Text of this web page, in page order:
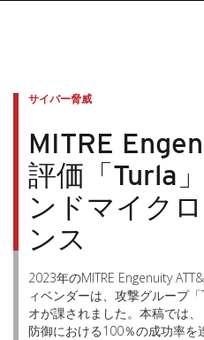
サイバー脅威
MITRE
評価「Turla
ンドマイク
ンス
2023年のMITRE Engenuity
ィベンダーは、攻撃グループ
オが課されました。本稿では
防御における100％の成功率を